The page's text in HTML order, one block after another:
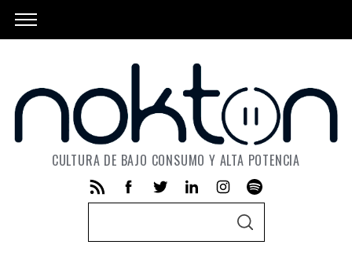
CULTURA DE BAJO CONSUMO Y ALTA POTENCIA
S